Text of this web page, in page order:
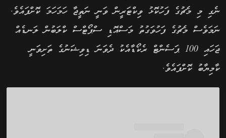
ނެގި މި މެޗުގެ ފަހުކޮޅު ވިކްޓަރީން ވަނީ ނަތީޖާ ހަމަހަމަ ކޮށްފައެވެ.
ނަމަވެސް މެޗުގެ ފަހުވަގުތު މަސްއޮޑި ސްޕޯޓްސް ކްލަބުން ލަނޑެއް
ޖަހައި 100 ޕަސެންޓް ރެކޯޑާއެކު ދެވަނަ ޑިވިޝަނުގެ ތަށިވަނީ
ކާމިޔާބު ކޮށްފައެވެ.